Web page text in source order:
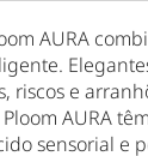
AURA
riscos e
AURA
sensorial e